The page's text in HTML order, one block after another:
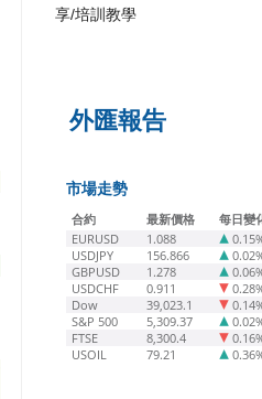
享/培訓教學
外匯報告
市場走勢
合約 最新價格
每日變
EURUSD
1.088
USDJPY
156.866
GBPUSD
1.278
USDCHF
0.911
Dow
39,023.1
S&P 500
5,309.37
FTSE
8,300.4
USOIL
79.21